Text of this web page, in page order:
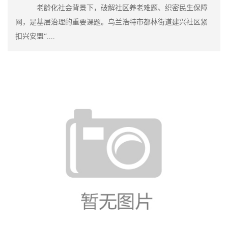
老龄化社会背景下，破解社区养老难题、织密民生保障
网，是基层治理的重要课题。乌兰浩特市都林街道建兴社区紧
扣兴安盟“....